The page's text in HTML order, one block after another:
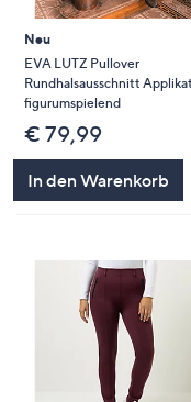
Neu
EVA LUTZ Pullover
Rundhalsausschnitt
figurumspielend
€ 79,99
In den Warenkorb